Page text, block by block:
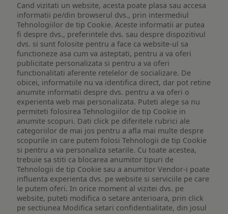
Cand vizitati un website, acesta poate plasa sau accesa
informatii pe/din browserul dvs., prin intermediul
Tehnologiilor de tip Cookie. Aceste informatii ar putea
fi despre dvs., preferintele dvs. sau despre dispozitivul
dvs. si sunt folosite pentru a face ca website-ul sa
functioneze asa cum va asteptati, pentru a va oferi
publicitate personalizata si pentru a va oferi
functionalitati aferente retelelor de socializare. De
obicei, informatiile nu va identifica direct, dar pot retine
anumite informatii despre dvs. pentru a va oferi o
experienta web mai personalizata. Puteti alege sa nu
permiteti folosirea Tehnologiilor de tip Cookie in
anumite scopuri. Dati click pe diferitele rubrici ale
categoriilor de mai jos pentru a afla mai multe despre
scopurile in care putem folosi Tehnologii de tip Cookie
si pentru a va personaliza setarile. Cu toate acestea,
trebuie sa stiti ca blocarea anumitor tipuri de
Tehnologii de tip Cookie sau a anumitor Vendor-i poate
influenta experienta dvs. pe website si serviciile pe care
le putem oferi. In orice moment al vizitei dvs. pe
website, puteti modifica o setare anterioara, prin click
pe sectiunea Modifica setari confidentialitate, din josul